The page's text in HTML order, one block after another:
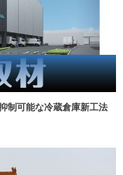
制可能な冷蔵倉庫新工法